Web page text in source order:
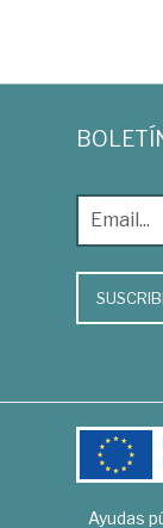
Ayudas